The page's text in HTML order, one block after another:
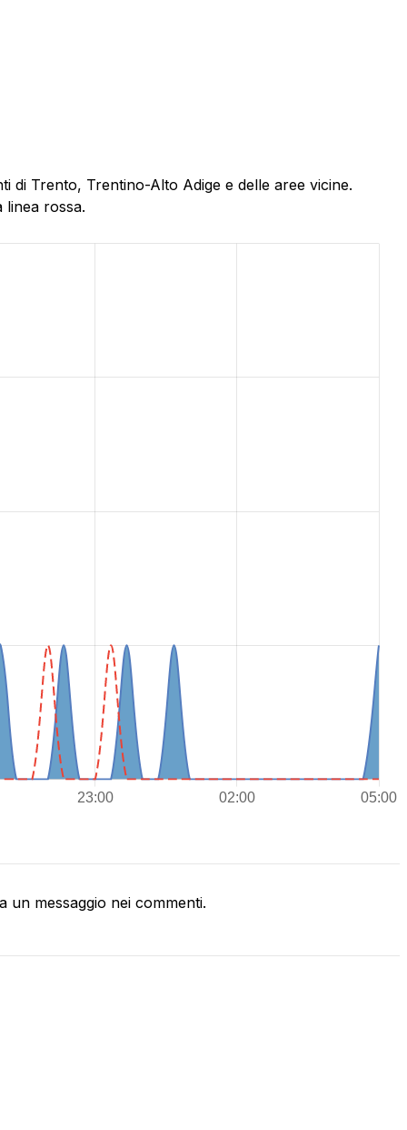
di Trento, Trentino-Alto Adige e delle aree vicine.
linea rossa.
un messaggio nei commenti.